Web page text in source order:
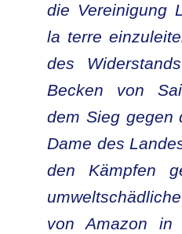
die Vereinigung
la terre
des
Becken von
dem Sieg gegen
Dame des
den Kämpfen
von Amazon in